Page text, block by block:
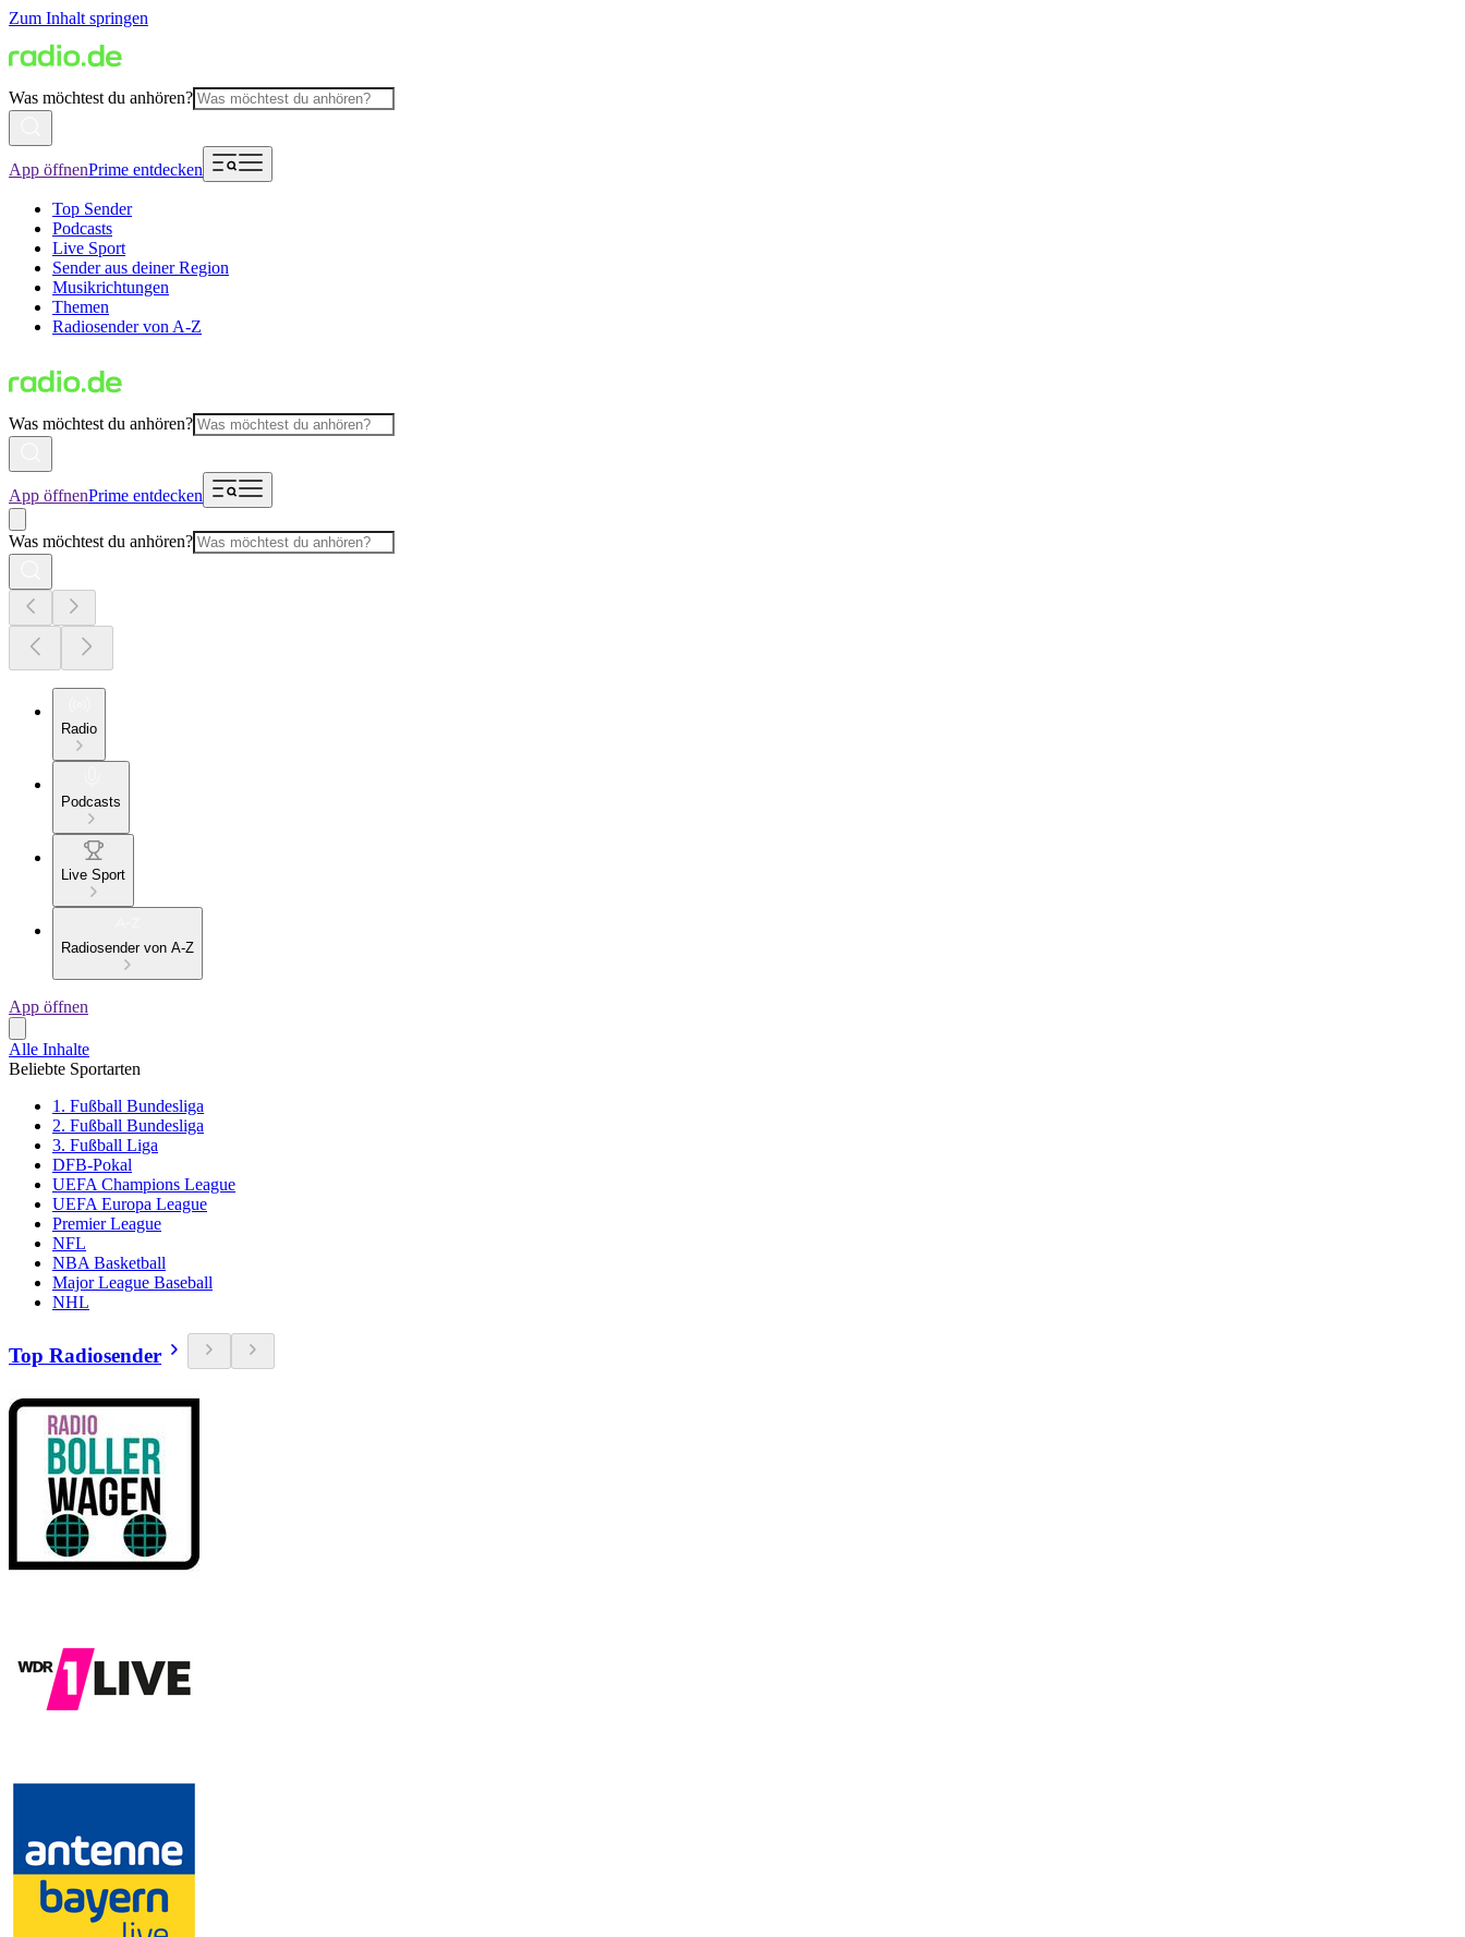
Zum Inhalt springen
Was möchtest du anhören?
App öffnenPrime entdecken
Top Sender
Podcasts
Live Sport
Sender aus deiner Region
Musikrichtungen
Themen
Radiosender von A-Z
Was möchtest du anhören?
App öffnenPrime entdecken
Was möchtest du anhören?
Radio
Podcasts
Live Sport
Radiosender von A-Z
App öffnen
Alle Inhalte
Beliebte Sportarten
1. Fußball Bundesliga
2. Fußball Bundesliga
3. Fußball Liga
DFB-Pokal
UEFA Champions League
UEFA Europa League
Premier League
NFL
NBA Basketball
Major League Baseball
NHL
Top Radiosender